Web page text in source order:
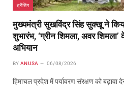
ट्रेंडिंग
मुख्यमंत्री सुखविंद्र सिंह सुक्खू ने
शुभारंभ, ‘ग्रीन शिमला, अवर
अभियान
BY ANUSA 06/08/2026
हिमाचल प्रदेश में पर्यावरण संरक्षण को बढ़ावा